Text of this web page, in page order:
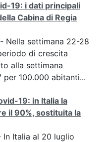
19: i dati principali
Cabina di Regia
- Nella settimana 22-28
di crescita
alla settimana
per 100.000 abitanti...
19: in Italia la
il 90%, sostituita la
In Italia al 20 luglio